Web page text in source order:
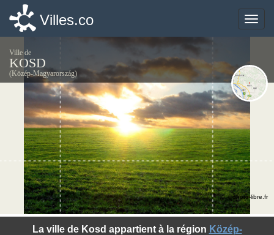
Toggle
Villes.co
Ville de
KOSD
(Közép-Magyarország)
La ville de Kosd appartient à la région Közép-
©photo-libre.fr
Toggle
Villes.co